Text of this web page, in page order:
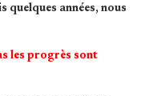
quelques années, nous
les progrès sont